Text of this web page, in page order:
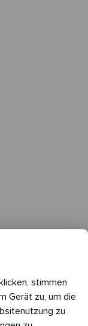
stimmen
Gerät zu, um die
zu